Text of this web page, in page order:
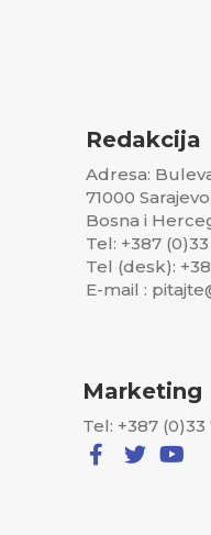
Redakcija
Adresa:
71000 Sarajevo,
Bosna i
Tel: +387
Tel (desk):
E-mail :
Marketing
Tel: +387 (0)33